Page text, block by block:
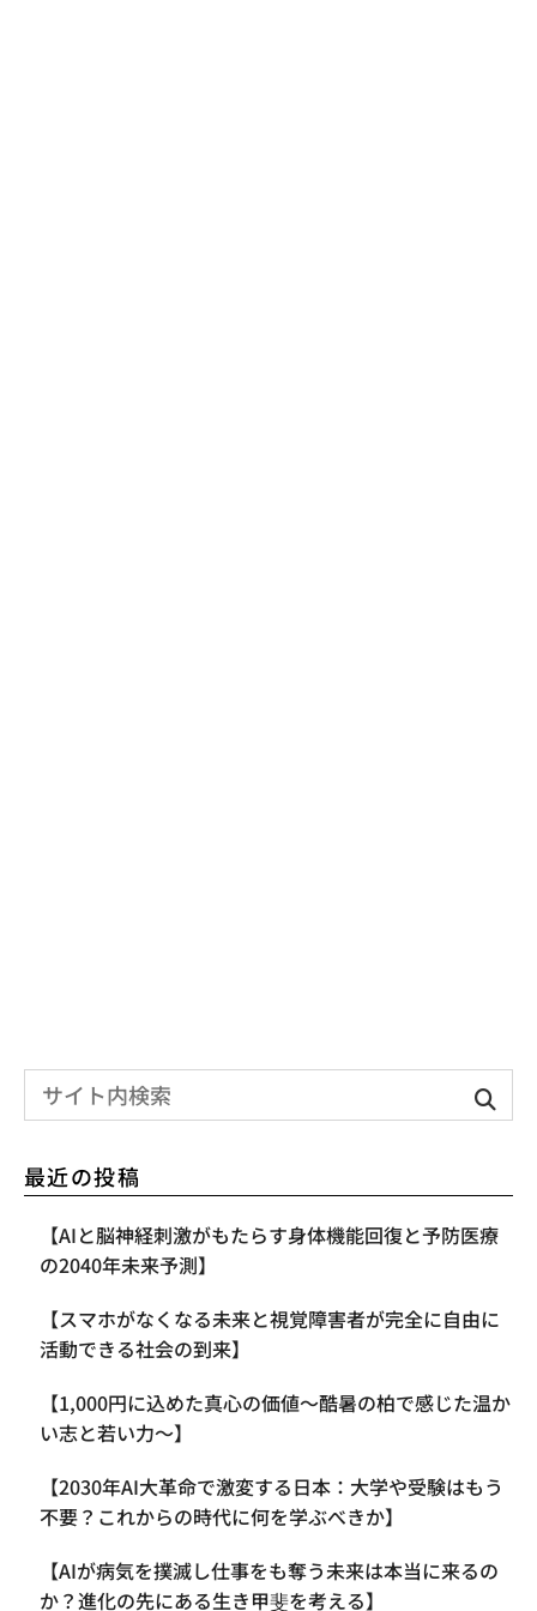
最近の投稿
【AIと脳神経刺激がもたらす身体機能回復と予防医療
の2040年未来予測】
【スマホがなくなる未来と視覚障害者が完全に自由に
活動できる社会の到来】
【1,000円に込めた真心の価値〜酷暑の柏で感じた温か
い志と若い力〜】
【2030年AI大革命で激変する日本：大学や受験はもう
不要？これからの時代に何を学ぶべきか】
【AIが病気を撲滅し仕事をも奪う未来は本当に来るの
か？進化の先にある生き甲斐を考える】